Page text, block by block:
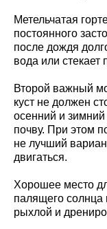
Метельчатая
постоянного
после дождя
вода или стекает
Второй важный
куст не должен
осенний и
почву. При этом
не лучший
двигаться.
Хорошее место
палящего солнца
рыхлой и